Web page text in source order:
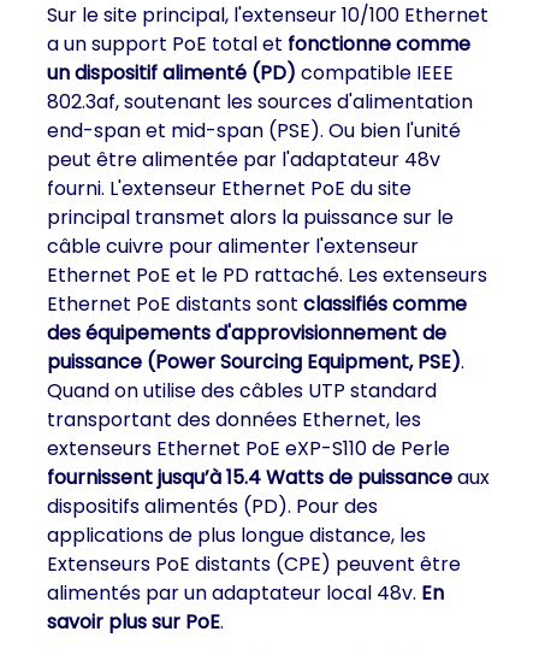
Sur le site principal, l'extenseur 10/100 Ethernet
a un support PoE total et fonctionne comme
un dispositif alimenté (PD) compatible IEEE
802.3af, soutenant les sources d'alimentation
end-span et mid-span (PSE). Ou bien l'unité
peut être alimentée par l'adaptateur 48v
fourni. L'extenseur Ethernet PoE du site
principal transmet alors la puissance sur le
câble cuivre pour alimenter l'extenseur
Ethernet PoE et le PD rattaché. Les extenseurs
Ethernet PoE distants sont classifiés comme
des équipements d'approvisionnement de
puissance (Power Sourcing Equipment, PSE).
Quand on utilise des câbles UTP standard
transportant des données Ethernet, les
extenseurs Ethernet PoE eXP-S110 de Perle
fournissent jusqu’à 15.4 Watts de puissanceaux
dispositifs alimentés (PD). Pour des
applications de plus longue distance, les
Extenseurs PoE distants (CPE) peuvent être
alimentés par un adaptateur local 48v. En
savoir plus sur PoE.